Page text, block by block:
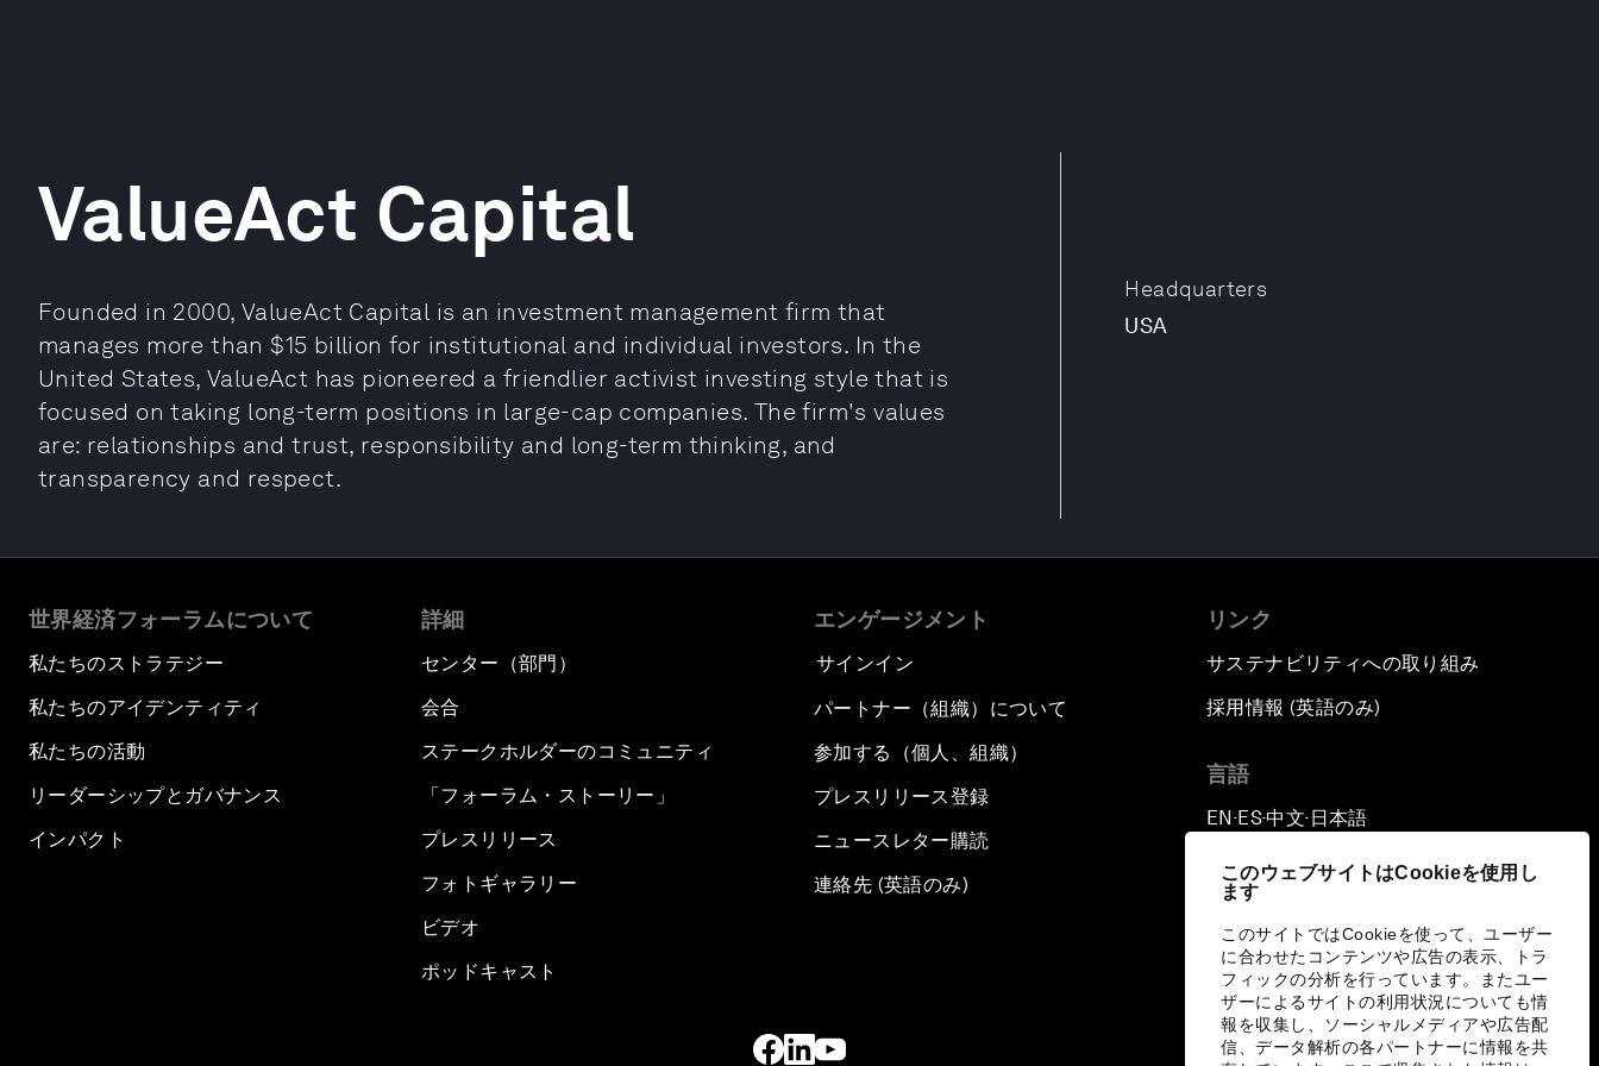
このウェブサイトはCookieを使用し
ます
このサイトではCookieを使って、ユーザー
に合わせたコンテンツや広告の表示、トラ
フィックの分析を行っています。またユー
ザーによるサイトの利用状況についても情
報を収集し、ソーシャルメディアや広告配
信、データ解析の各パートナーに情報を共
Headquarters
USA
ValueAct Capital
Founded in 2000, ValueAct Capital is an investment management firm that
manages more than $15 billion for institutional and individual investors. In the
United States, ValueAct has pioneered a friendlier activist investing style that is
focused on taking long-term positions in large-cap companies. The firm's values
are: relationships and trust, responsibility and long-term thinking, and
transparency and respect.
世界経済フォーラムについて
私たちのストラテジー
私たちのアイデンティティ
私たちの活動
リーダーシップとガバナンス
インパクト
詳細
センター（部門）
会合
ステークホルダーのコミュニティ
「フォーラム・ストーリー」
プレスリリース
フォトギャラリー
ビデオ
ポッドキャスト
エンゲージメント
サインイン
パートナー（組織）について
参加する（個人、組織）
プレスリリース登録
ニュースレター購読
連絡先 (英語のみ)
リンク
サステナビリティへの取り組み
採用情報 (英語のみ)
言語
EN ▪ES▪中文▪ 日本語